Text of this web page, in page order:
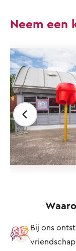
Neem een
Bij ons